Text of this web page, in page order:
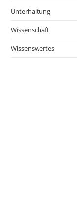
Unterhaltung
Wissenschaft
Wissenswertes